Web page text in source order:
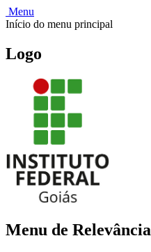
Menu
Início do menu principal
Logo
Menu de Relevância